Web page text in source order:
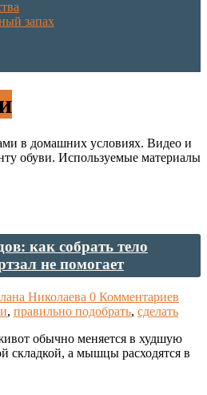
запах
в домашних условиях. Видео и
обуви. Используемые материалы
как собрать тело
не помогает
Николаева 0 Комментариев
, правильно подобрать, сделать
обычно меняется в худшую
складкой, а мышцы расходятся в